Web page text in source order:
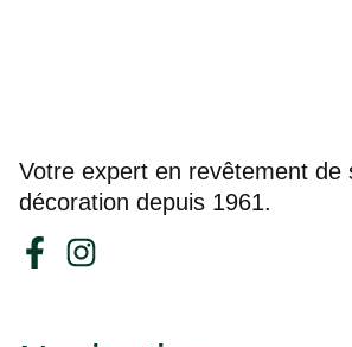
Votre expert en revêtement de
décoration depuis 1961.